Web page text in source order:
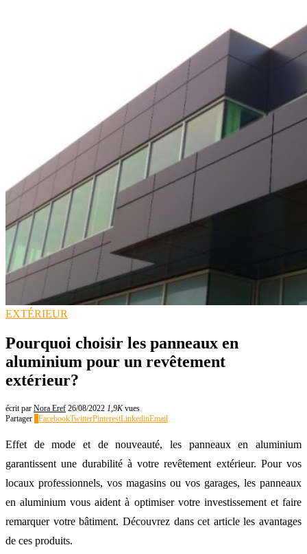
EXTÉRIEUR
Pourquoi choisir les panneaux en
aluminium pour un revêtement
extérieur?
écrit par Nora Eref 26/08/2022 1,9Kvues
Partager
FacebookTwitterPinterestLinkedinEmail
Effet de mode et de nouveauté, les panneaux en aluminium
garantissent une durabilité à votre revêtement extérieur. Pour vos
locaux professionnels, vos magasins ou vos garages, les panneaux
en aluminium vous aident à optimiser votre investissement et faire
remarquer votre bâtiment. Découvrez dans cet article les avantages
de ces produits.